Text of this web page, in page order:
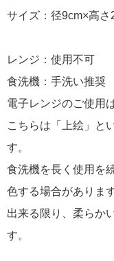
サイズ：径9cm×高さ
レンジ：使用不可
食洗機：手洗い推奨
電子レンジのご使用
こちらは「上絵」と
す。
食洗機を長く使用を
色する場合があります
出来る限り、柔らか
す。